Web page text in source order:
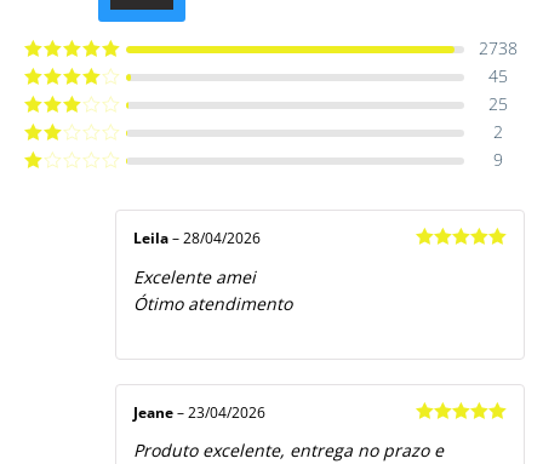
Avaliação5
2738
Avaliação
45
Avaliação
25
Avaliação
2
9
Leila – 28/04/2026
Excelente amei
Ótimo atendimento
de 5
Jeane – 23/04/2026
Produto excelente, entrega no prazo e